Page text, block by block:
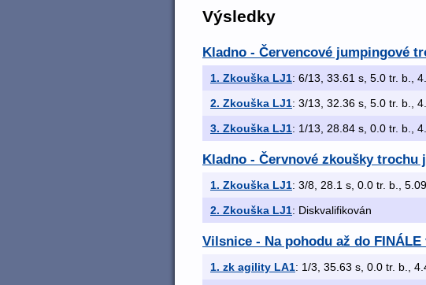
Výsledky
Kladno - Červencové jumpingové
1. Zkouška LJ1: 6/13, 33.61 s, 5.0 tr. b.,
2. Zkouška LJ1: 3/13, 32.36 s, 5.0 tr. b.,
3. Zkouška LJ1: 1/13, 28.84 s, 0.0 tr. b.,
Kladno - Červnové zkoušky trochu
1. Zkouška LJ1: 3/8, 28.1 s, 0.0 tr. b.,
2. Zkouška LJ1: Diskvalifikován
Vilsnice - Na pohodu až do FINÁLE
1. zk agility LA1: 1/3, 35.63 s, 0.0 tr. b.,